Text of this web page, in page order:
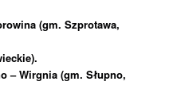
(gm. Szprotawa,
– Wirgnia (gm. Słupno,